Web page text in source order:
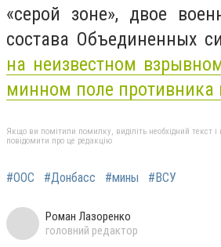
«серой зоне», двое
состава Объединенных
на неизвестном
минном поле противника
Якщо ви помітили помилку, виділіть необхідний текст
повідомити про це редакцію
#ООС #Донбасс #мины #ВСУ
Роман Лазоренко
головний редактор